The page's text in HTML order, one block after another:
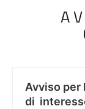
Avviso per
di